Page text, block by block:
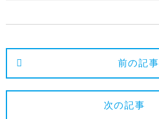
2025年1月 前の記事
次の記事